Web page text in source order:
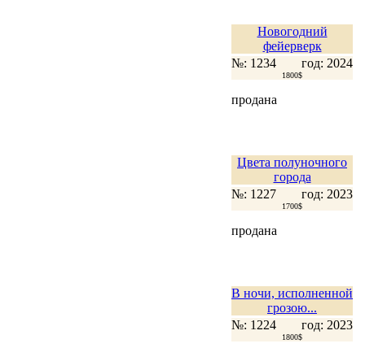
Новогодний
фейерверк
№: 1234
год: 2024
1800$
продана
Цвета полуночного
города
№: 1227
год: 2023
1700$
продана
В ночи, исполненной
грозою...
№: 1224
год: 2023
1800$